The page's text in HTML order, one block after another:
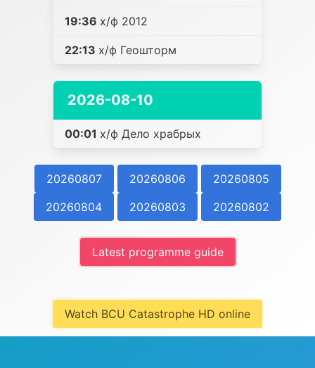
19:36 х/ф 2012
22:13 х/ф Геошторм
2026-08-10
00:01 х/ф Дело храбрых
20260807 20260806
20260805
20260804
20260803 20260802
Latest programme guide
Watch BCU Catastrophe HD online